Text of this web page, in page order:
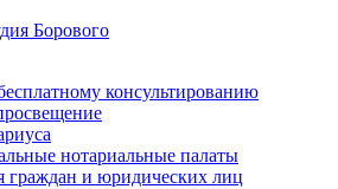
Борового
консультированию
нотариальные палаты
граждан и юридических лиц